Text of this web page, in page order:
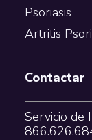
Psoriasis
Artritis
Contactar
Servicio de